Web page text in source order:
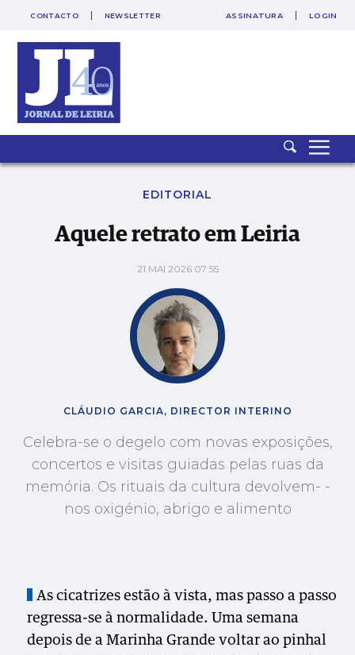
CONTACTO NEWSLETTER ASSINATURA LOGIN
Aquele retrato em Leiria
EDITORIAL
Aquele retrato em Leiria
21 MAI 2026 07:55
CLÁUDIO GARCIA, DIRECTOR INTERINO
Celebra-se o degelo com novas exposições,
concertos e visitas guiadas pelas ruas da
memória. Os rituais da cultura devolvem- -
nos oxigénio, abrigo e alimento
As cicatrizes estão à vista, mas passo a passo
regressa-se à normalidade. Uma semana
depois de a Marinha Grande voltar ao pinhal